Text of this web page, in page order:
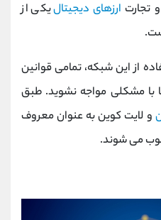
تجارت ارزهای دیجیتالیکی از
از این شبکه، تمامی قوانین
با مشکلی مواجه نشوید. طبق
و لایت کوین به عنوان معروف
می شوند.